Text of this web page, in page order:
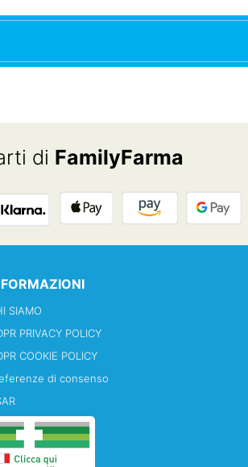
di FamilyFarma
SIAMO
PRIVACY POLICY
COOKIE POLICY
di consenso